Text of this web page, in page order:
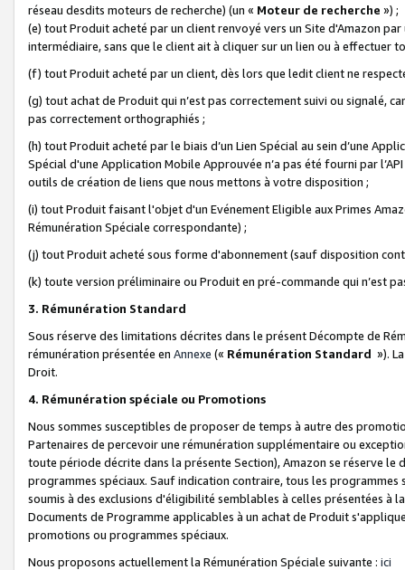
réseau desdits moteurs de recherche) (un « Moteur de recherche ») ;
(e) tout Produit acheté par un client renvoyé vers un Site d'Amazon
intermédiaire, sans que le client ait à cliquer sur un lien ou à
(f) tout Produit acheté par un client, dès lors que ledit client ne
(g) tout achat de Produit qui n’est pas correctement suivi ou signalé,
pas correctement orthographiés ;
(h) tout Produit acheté par le biais d’un Lien Spécial au sein d’une
Spécial d'une Application Mobile Approuvée n’a pas été fourni par
outils de création de liens que nous mettons à votre disposition ;
(i) tout Produit faisant l'objet d'un Evénement Eligible aux Primes
Rémunération Spéciale correspondante) ;
(j) tout Produit acheté sous forme d'abonnement (sauf disposition
(k) toute version préliminaire ou Produit en pré-commande qui n’est
3. Rémunération Standard
Sous réserve des limitations décrites dans le présent Décompte de
rémunération présentée en Annexe (« Rémunération Standard »).
Droit.
4. Rémunération spéciale ou Promotions
Nous sommes susceptibles de proposer de temps à autre des
Partenaires de percevoir une rémunération supplémentaire ou
toute période décrite dans la présente Section), Amazon se réserve
programmes spéciaux. Sauf indication contraire, tous les
soumis à des exclusions d'éligibilité semblables à celles présentées à
Documents de Programme applicables à un achat de Produit
promotions ou programmes spéciaux.
Nous proposons actuellement la Rémunération Spéciale suivante : ici